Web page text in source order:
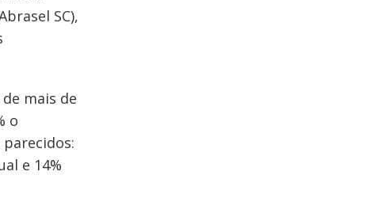
SC),
mais de
o
e 14%